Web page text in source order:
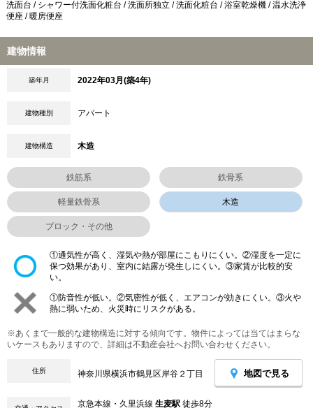
洗面台 / シャワー付洗面化粧台 / 洗面所独立 / 洗面化粧台 / 浴室乾燥機 / 温水洗浄
便座 / 暖房便座
建物情報
築年月 2022年03月(築4年)
建物種別 アパート
建物構造 木造
鉄筋系 鉄骨系
軽量鉄骨系 木造
ブロック・その他
①通気性が高く、湿気や熱が部屋にこもりにくい。②湿度を一定に
保つ効果があり、室内に結露が発生しにくい。③家賃が比較的安
い。
①防音性が低い。②気密性が低く、エアコンが効きにくい。③火や
熱に弱いため、火災時にリスクがある。
※あくまで一般的な建物構造に対する傾向です。物件によっては当てはまらな
いケースもありますので、詳細は不動産会社へお問い合わせください。
住所 神奈川県横浜市鶴見区岸谷２丁目 地図で見る
京急本線・久里浜線 生麦駅 徒歩8分